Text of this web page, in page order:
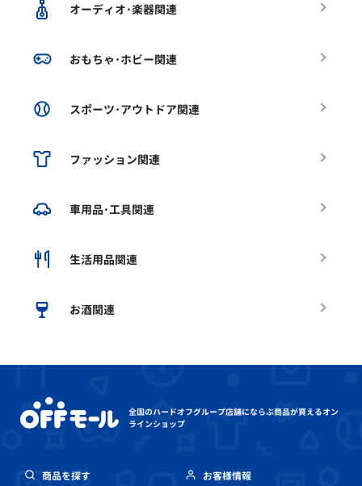
オーディオ･楽器関連
おもちゃ･ホビー関連
スポーツ･アウトドア関連
ファッション関連
車用品･工具関連
生活用品関連
お酒関連
全国のハードオフグループ店舗にならぶ商品が買えるオン
ラインショップ
商品を探す お客様情報